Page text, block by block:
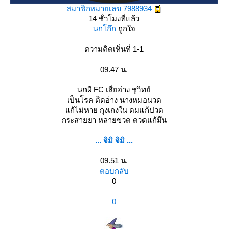
สมาชิกหมายเลข 7988934
14 ชั่วโมงที่แล้ว
นกโก๊ก ถูกใจ
ความคิดเห็นที่ 1-1
09.47 น.
นกผี FC เสี่ยอ่าง ชูวิทย์
เป็นโรค ติดอ่าง นางหมอนวด
ก้ไม่หาย กุงเกงใน ดมแก้ปวด
กระสายยา หลายขวด ดวดแก้มึน
... จิมิ จิมิ ...
09.51 น.
ตอบกลับ
0
0